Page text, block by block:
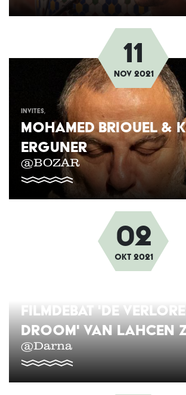
11
nov 2021
INVITES
MOHAMED BRIOUEL &
ERGUNER
@BOZAR
02
Okt 2021
FILMDEBAT 'DE
DROOM' VAN LAHCEN
@Darna